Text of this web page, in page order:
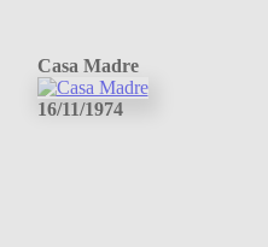
Casa Madre
16/11/1974